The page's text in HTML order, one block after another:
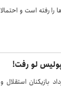
رفته است و احتمالا
لو رفت!
بازیکنان استقلال و